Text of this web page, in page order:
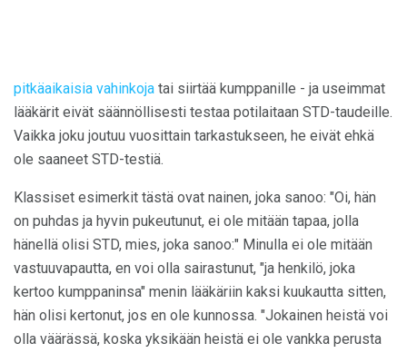
pitkäaikaisia ​​vahinkoja tai siirtää kumppanille - ja useimmat
lääkärit eivät säännöllisesti testaa potilaitaan STD-taudeille.
Vaikka joku joutuu vuosittain tarkastukseen, he eivät ehkä
ole saaneet STD-testiä.
Klassiset esimerkit tästä ovat nainen, joka sanoo: "Oi, hän
on puhdas ja hyvin pukeutunut, ei ole mitään tapaa, jolla
hänellä olisi STD, mies, joka sanoo:" Minulla ei ole mitään
vastuuvapautta, en voi olla sairastunut, "ja henkilö, joka
kertoo kumppaninsa" menin lääkäriin kaksi kuukautta sitten,
hän olisi kertonut, jos en ole kunnossa. "Jokainen heistä voi
olla väärässä, koska yksikään heistä ei ole vankka perusta